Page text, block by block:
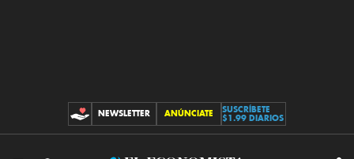
CONTRIBUCIONES
NEWSLETTER ANÚNCIATE
SUSCRÍBETE
$1.99 DIARIOS